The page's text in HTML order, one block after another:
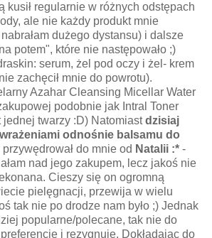
kusił regularnie w różnych odstępach
ale nie każdy produkt mnie
dużego dystansu) i dalsze
potem", które nie następowało ;)
serum, żel pod oczy i żel- krem
zachęcił mnie do powrotu).
Azahar Cleansing Micellar Water
podobnie jak Intral Toner
twarzy :D) Natomiastdzisiaj
odnośnie balsamu do
przywędrował do mnie od Natalii :* -
nad jego zakupem, lecz jakoś nie
Cieszy się on ogromną
pielęgnacji, przewija w wielu
tak nie po drodze nam było ;) Jednak
popularne/polecane, tak nie do
i rezygnuję. Dokładając do